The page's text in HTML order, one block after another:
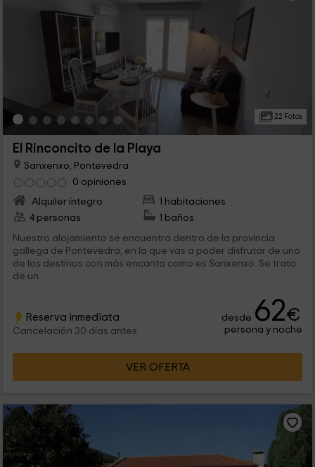
22 Fotos
El Rinconcito de la Playa
Sanxenxo, Pontevedra
0 opiniones
Alquiler íntegro
1 habitaciones
4 personas
1 baños
Nuestro alojamiento se encuentra dentro de la provincia
gallega de Pontevedra, en la que vas a poder disfrutar de uno
de los destinos con más encanto como es Sanxenxo. Se trata
de un...
Reserva inmediata
Cancelación 30 días antes
desde 62€
persona y noche
VER OFERTA